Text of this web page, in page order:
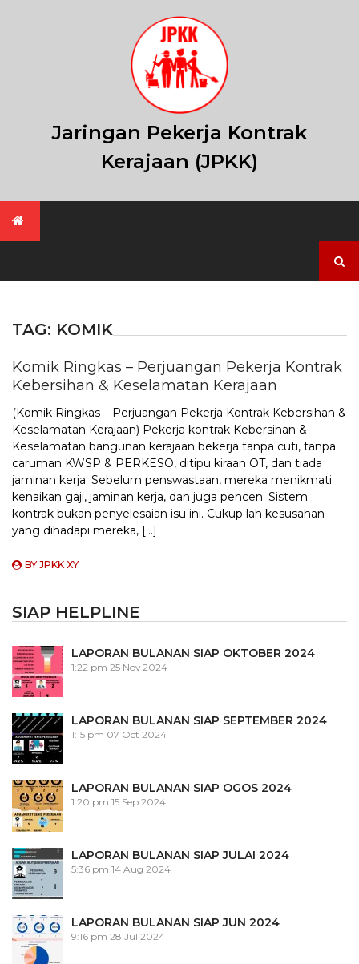
Jaringan Pekerja Kontrak
Kerajaan (JPKK)
for:
TAG: KOMIK
Komik Ringkas – Perjuangan Pekerja Kontrak
Kebersihan & Keselamatan Kerajaan
(Komik Ringkas – Perjuangan Pekerja Kontrak Kebersihan &
Keselamatan Kerajaan) Pekerja kontrak Kebersihan &
Keselamatan bangunan kerajaan bekerja tanpa cuti, tanpa
caruman KWSP & PERKESO, ditipu kiraan OT, dan tiada
jaminan kerja. Sebelum penswastaan, mereka menikmati
kenaikan gaji, jaminan kerja, dan juga pencen. Sistem
kontrak bukan penyelesaian isu ini. Cukup lah kesusahan
yang dihadapi mereka, […]
BYJPKK XY
SIAP HELPLINE
LAPORAN BULANAN SIAP OKTOBER 2024
1:22 pm 25 Nov 2024
LAPORAN BULANAN SIAP SEPTEMBER 2024
1:15 pm 07 Oct 2024
LAPORAN BULANAN SIAP OGOS 2024
1:20 pm 15 Sep 2024
LAPORAN BULANAN SIAP JULAI 2024
5:36 pm 14 Aug 2024
LAPORAN BULANAN SIAP JUN 2024
9:16 pm 28 Jul 2024